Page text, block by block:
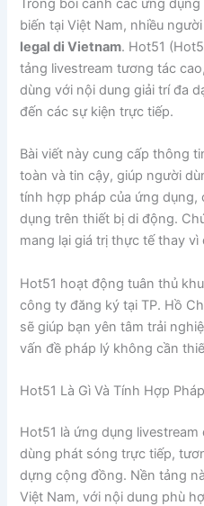
Trong bối cảnh các ứng
biến tại Việt Nam, nhiều
legal di Vietnam. Hot51
tảng livestream tương tác
dùng với nội dung giải trí đa
đến các sự kiện trực tiếp.
Bài viết này cung cấp thông
toàn và tin cậy, giúp người
tính hợp pháp của ứng
dụng trên thiết bị di động.
mang lại giá trị thực tế thay
Hot51 hoạt động tuân thủ
công ty đăng ký tại TP. Hồ
sẽ giúp bạn yên tâm trải
vấn đề pháp lý không cần
Hot51 Là Gì Và Tính Hợp
Hot51 là ứng dụng
dùng phát sóng trực tiếp,
dựng cộng đồng. Nền tảng
Việt Nam, với nội dung phù